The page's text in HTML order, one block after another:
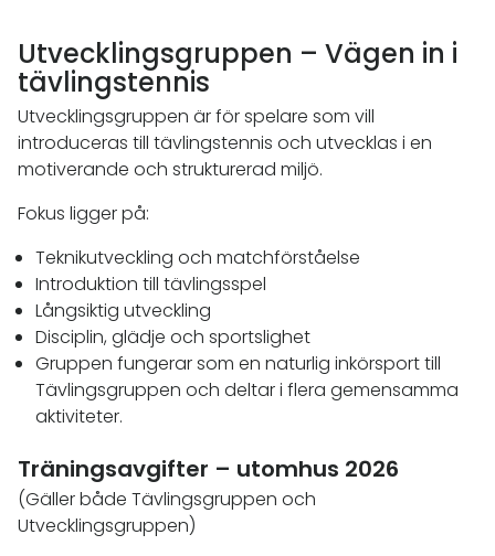
Utvecklingsgruppen – Vägen in i
tävlingstennis
Utvecklingsgruppen är för spelare som vill
introduceras till tävlingstennis och utvecklas i en
motiverande och strukturerad miljö.
Fokus ligger på:
Teknikutveckling och matchförståelse
Introduktion till tävlingsspel
Långsiktig utveckling
Disciplin, glädje och sportslighet
Gruppen fungerar som en naturlig inkörsport till
Tävlingsgruppen och deltar i flera gemensamma
aktiviteter.
Träningsavgifter – utomhus 2026
(Gäller både Tävlingsgruppen och
Utvecklingsgruppen)